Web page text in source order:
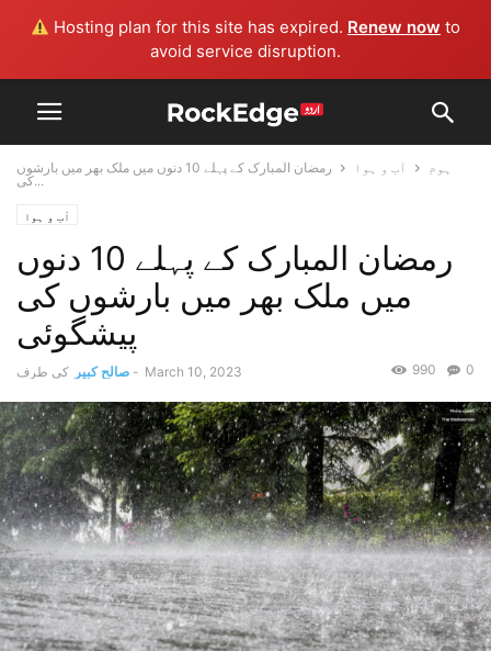
Hosting plan for this site has expired. Renew now to
avoid service disruption.
ہوم آب و ہوا
رمضان المبارک کے پہلے 10 دنوں میں ملک بھر میں بارشوں
کی...
آب و ہوا
رمضان المبارک کے پہلے 10 دنوں
میں ملک بھر میں بارشوں کی
پیشگوئی
کی طرف صالح کبیر - March 10, 2023 0
990